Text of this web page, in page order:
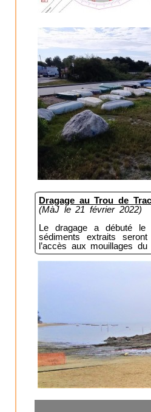
Dragage au Trou de
(MàJ le 21 février 2022)
Le dragage a débuté
sédiments extraits
l’accès aux mouillages